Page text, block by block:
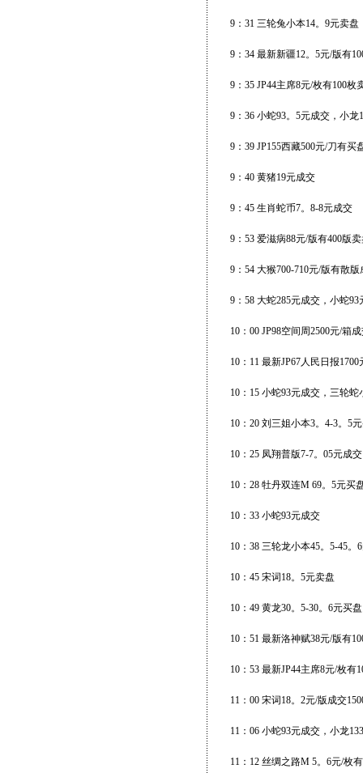
9：31 三轮兔小本14。9元卖
9：34 最新新疆12。5元/版有
9：35 JP44主席8元/枚有100
9：36 小蛇93。5元成交，小龙
9：39 JP155西藏500元/刀有
9：40 黄猪19元成交
9：45 生肖蛇币7。8-8元成交
9：53 爱滋病88元/版有400版
9：54 大猴700-710元/版有散版
9：58 大蛇285元成交，小蛇
10：00 JP98空间周2500元/箱
10：11 最新JP67人民日报
10：15 小蛇93元成交，三轮蛇
10：20 刘三姐小本3。4-3。5
10：25 凤翔普版7-7。05元成
10：28 牡丹双连M 69。5元买
10：33 小蛇93元成交
10：38 三轮龙小本45。5-45
10：45 宋词18。5元卖盘
10：49 黄龙30。5-30。6元买
10：51 最新洛神赋38元/版有
10：53 最新JP44主席8元/枚有
11：00 宋词18。2元/版成交
11：06 小蛇93元成交，小龙
11：12 丝绸之路M 5。6元/枚